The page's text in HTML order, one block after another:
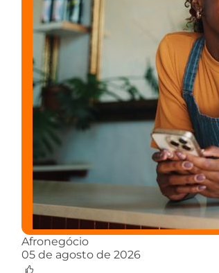
Afronegócio
05 de agosto de 2026